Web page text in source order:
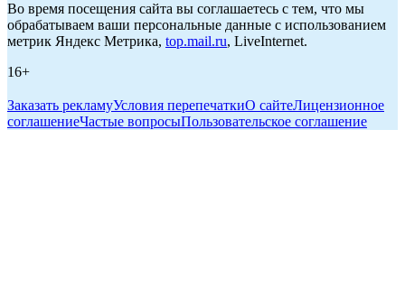
Во время посещения сайта вы соглашаетесь с тем, что мы
обрабатываем ваши персональные данные с использованием
метрик Яндекс Метрика, top.mail.ru, LiveInternet.
16+
Заказать рекламуУсловия перепечаткиО сайтеЛицензионное
соглашениеЧастые вопросыПользовательское соглашение